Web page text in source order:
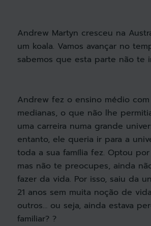
Andrew Martyn cresceu na
um koala. Vamos avançar no
sabemos que esta parte não te
Andrew fez o ensino médio
medianas, o que não lhe
uma carreira numa grande
entanto, ele queria ir para a
toda a sua família fez. Optou
mas não te preocupes, ainda
fazer da vida. Por isso, saiu da
21 anos sem muita noção de
outros… ou seja, ainda estava
familiar? ?